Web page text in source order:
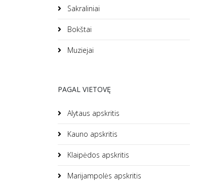
Sakraliniai
Bokštai
Muziejai
PAGAL VIETOVĘ
Alytaus apskritis
Kauno apskritis
Klaipėdos apskritis
Marijampolės apskritis